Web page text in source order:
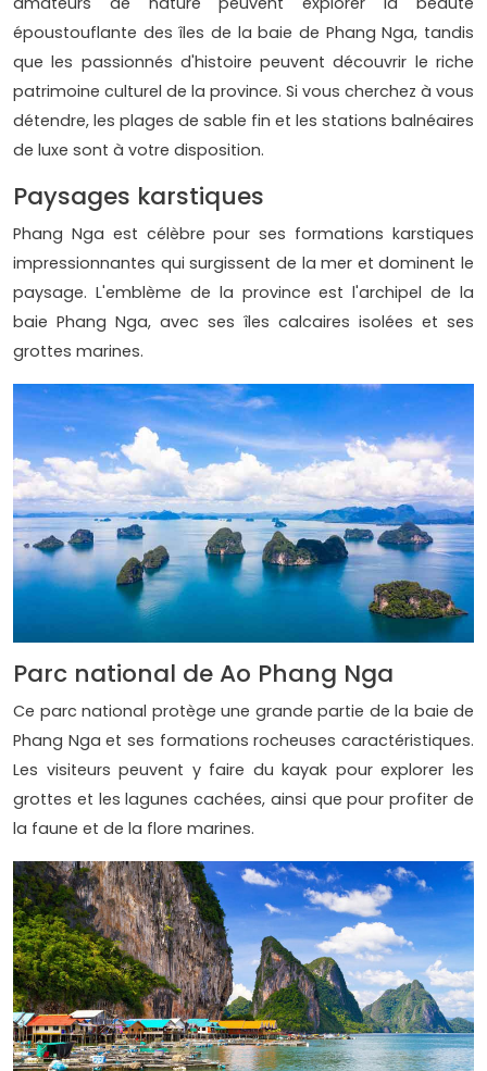
époustouflante des îles de la baie de Phang Nga, tandis
que les passionnés d'histoire peuvent découvrir le riche
patrimoine culturel de la province. Si vous cherchez à vous
détendre, les plages de sable fin et les stations balnéaires
de luxe sont à votre disposition.
Paysages karstiques
Phang Nga est célèbre pour ses formations karstiques
impressionnantes qui surgissent de la mer et dominent le
paysage. L'emblème de la province est l'archipel de la
baie Phang Nga, avec ses îles calcaires isolées et ses
grottes marines.
Parc national de Ao Phang Nga
Ce parc national protège une grande partie de la baie de
Phang Nga et ses formations rocheuses caractéristiques.
Les visiteurs peuvent y faire du kayak pour explorer les
grottes et les lagunes cachées, ainsi que pour profiter de
la faune et de la flore marines.